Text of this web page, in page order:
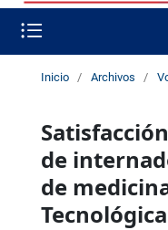
Inicio / Archivos /
de
de